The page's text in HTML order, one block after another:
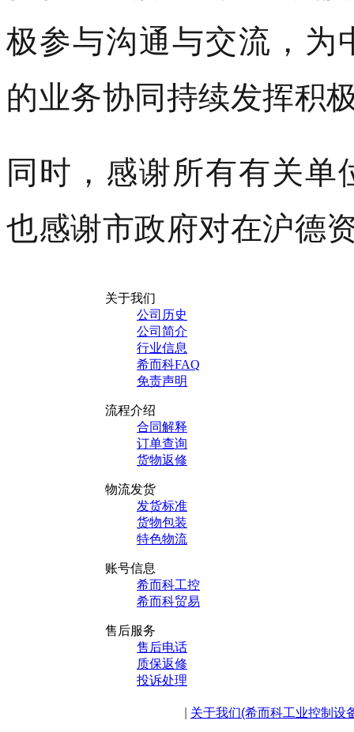
极参与沟通与交流，为
的业务协同持续发挥积
同时，感谢所有有关
也感谢市政府对在沪德
关于我们
公司历史
公司简介
行业信息
希而科FAQ
免责声明
流程介绍
合同解释
订单查询
货物返修
物流发货
发货标准
货物包装
特色物流
账号信息
希而科工控
希而科贸易
售后服务
售后电话
质保返修
投诉处理
关于我们(希而科工业控制设